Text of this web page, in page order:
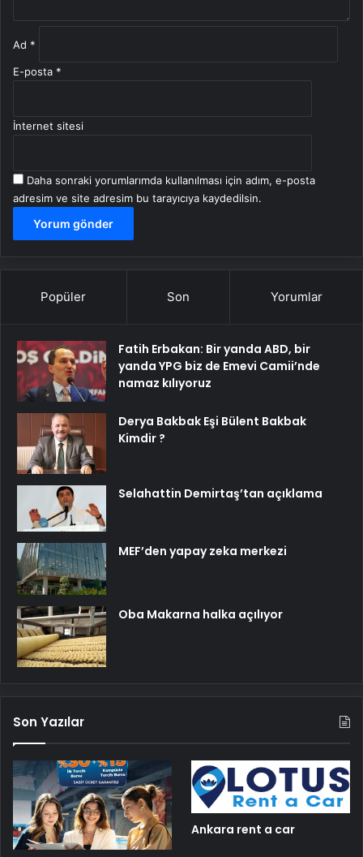
Ad *
E-posta *
İnternet sitesi
Daha sonraki yorumlarımda kullanılması için adım, e-posta
adresim ve site adresim bu tarayıcıya kaydedilsin.
Popüler Son Yorumlar
Fatih Erbakan: Bir yanda ABD, bir
yanda YPG biz de Emevi Camii’nde
namaz kılıyoruz
Derya Bakbak Eşi Bülent Bakbak
Kimdir ?
Selahattin Demirtaş’tan açıklama
MEF’den yapay zeka merkezi
Oba Makarna halka açılıyor
Son Yazılar
Ankara rent a car